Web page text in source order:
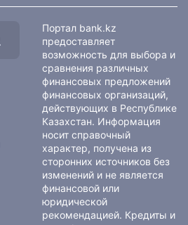
Портал bank.kz
предоставляет
возможность для выбора и
сравнения различных
финансовых предложений
финансовых организаций,
действующих в Республике
Казахстан. Информация
носит справочный
характер, получена из
сторонних источников без
изменений и не является
финансовой или
юридической
рекомендацией. Кредиты и